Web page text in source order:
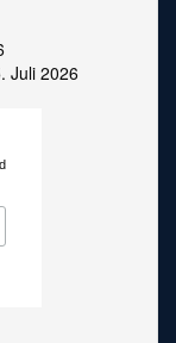
Juli 2026